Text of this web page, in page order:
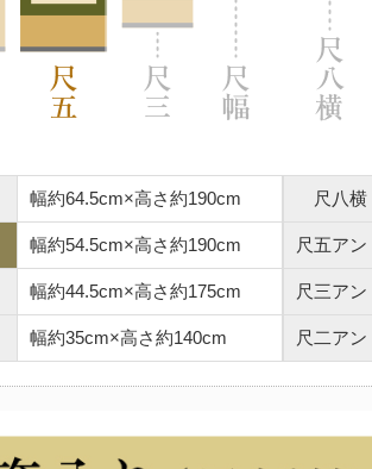
幅約64.5cm×高さ約190cm
幅約54.5cm×高さ約190cm
幅約44.5cm×高さ約175cm
幅約35cm×高さ約140cm
尺八横
尺五アン
尺三アン
尺二アン